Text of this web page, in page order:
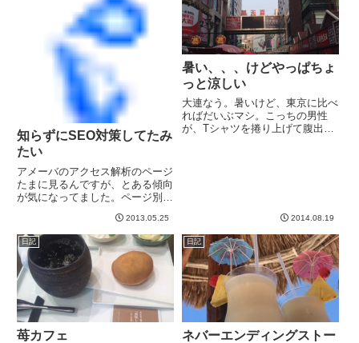
知らずにSEO対策してたみ
たい
アメーバのアクセス解析のページ
たまに見るんですが、とある傾向
が気になってました。ページ別の
ろ当ブログで最も見ていただいて
いるページはどうも、、、→ こ
れ （注）アメブロからの移行時
にどうも記事データを消失して
し...
2013.05.25
暑い、、、けどやっぱちょ
っと涼しい
大連なう。暑いけど、東京に比べ
ればだいぶマシ。こっちの男性
が、Tシャツを捲り上げて腹出し
2014.08.19
日記
苺カフェ
日記
ネバーエンディングストー